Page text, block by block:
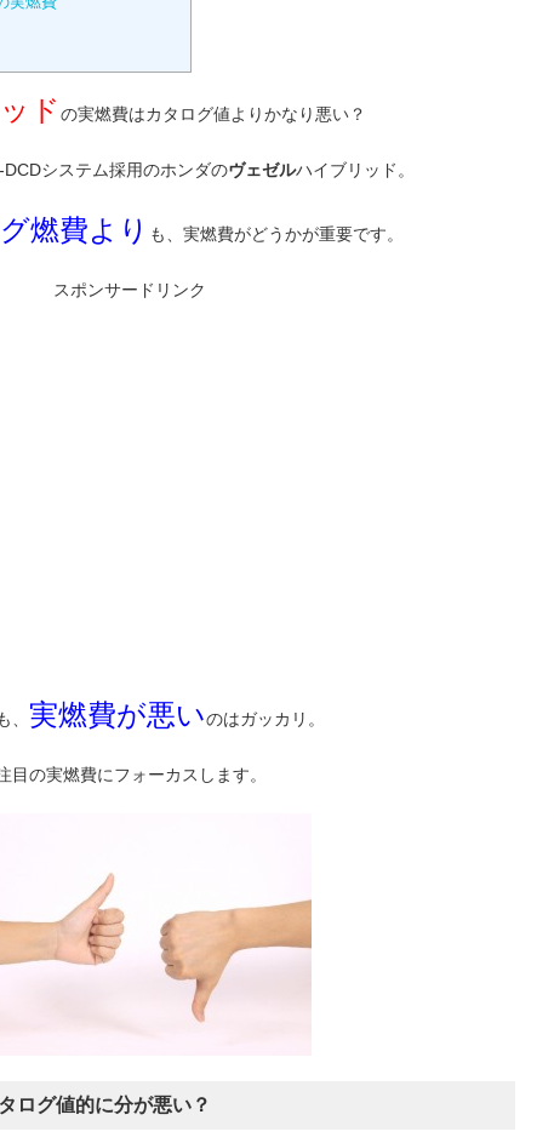
ド の実燃費はカタログ値よりかなり悪い？
システム採用のホンダのヴェゼルハイブリッド。
燃費より も、実燃費がどうかが重要です。
スポンサードリンク
、 実燃費が悪いのはガッカリ。
の実燃費にフォーカスします。
ログ値的に分が悪い？